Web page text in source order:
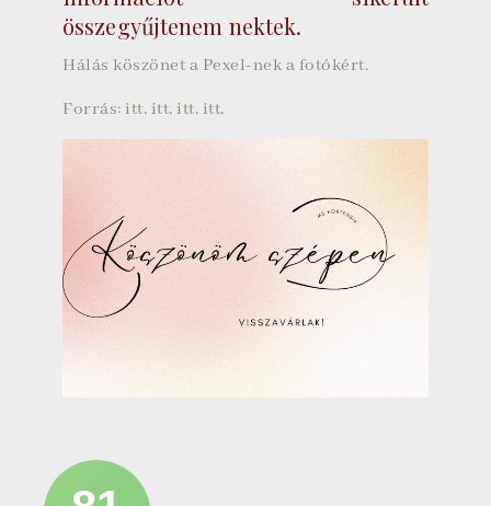
összegyűjtenem nektek.
Hálás köszönet a Pexel-nek a fotókért.
Forrás: itt, itt, itt, itt,